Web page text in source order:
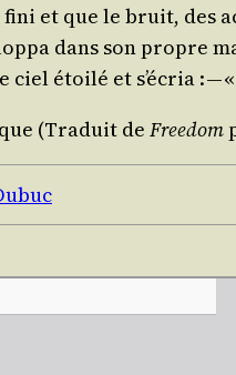
et que le bruit, des
dans son
ciel étoi­lé et s’é­cria : —
(Tra­duit de Free­dom